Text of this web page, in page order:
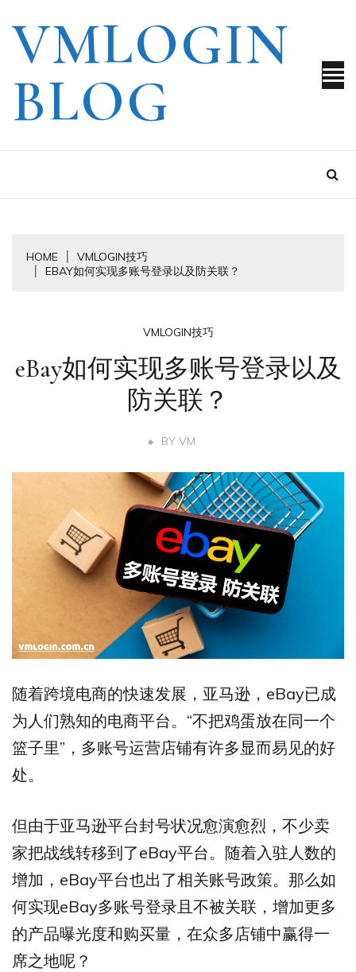
content
VMLOGIN
BLOG
HOME
VMLOGIN技巧
EBAY如何实现多账号登录以及防关联？
VMLOGIN技巧
eBay如何实现多账号登录以及
防关联？
BY VM
随着跨境电商的快速发展，亚马逊，eBay已成
为人们熟知的电商平台。“不把鸡蛋放在同一个
篮子里”，多账号运营店铺有许多显而易见的好
处。
但由于亚马逊平台封号状况愈演愈烈，不少卖
家把战线转移到了eBay平台。随着入驻人数的
增加，eBay平台也出了相关账号政策。那么如
何实现eBay多账号登录且不被关联，增加更多
的产品曝光度和购买量，在众多店铺中赢得一
席之地呢？